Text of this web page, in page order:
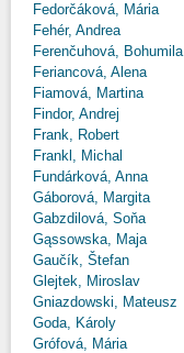
Fedorčáková, Mária
Fehér, Andrea
Ferenčuhová, Bohumila
Feriancová, Alena
Fiamová, Martina
Findor, Andrej
Frank, Robert
Frankl, Michal
Fundárková, Anna
Gáborová, Margita
Gabzdilová, Soňa
Gąssowska, Maja
Gaučík, Štefan
Glejtek, Miroslav
Gniazdowski, Mateusz
Goda, Károly
Grófová, Mária